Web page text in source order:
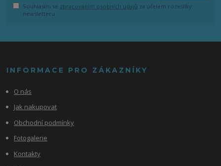
Souhlasím se zpracováním osobních údajů za účelem rozesílky
newsletteru.
INFORMACE PRO ZÁKAZNÍKY
O nás
Jak nakupovat
Obchodní podmínky
Fotogalerie
Kontakty